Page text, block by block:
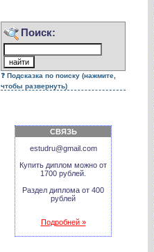
Поиск:
Подсказка по поиску (нажмите,
чтобы развернуть)
СВЯЗЬ
estudru@gmail.com
Купить диплом можно от
1700 рублей.
Раздел диплома от 400
рублей
Подробней »